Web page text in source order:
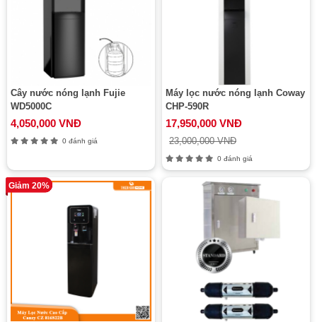
Cây nước nóng lạnh Fujie
WD5000C
4,050,000 VNĐ
0 đánh giá
Máy lọc nước nóng lạnh Coway
CHP-590R
17,950,000 VNĐ
23,000,000 VNĐ
0 đánh giá
Giảm 20%